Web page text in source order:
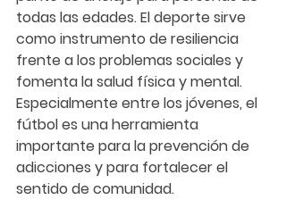
todas las edades. El deporte sirve
como instrumento de resiliencia
frente a los problemas sociales y
fomenta la salud física y mental.
Especialmente entre los jóvenes, el
fútbol es una herramienta
importante para la prevención de
adicciones y para fortalecer el
sentido de comunidad.